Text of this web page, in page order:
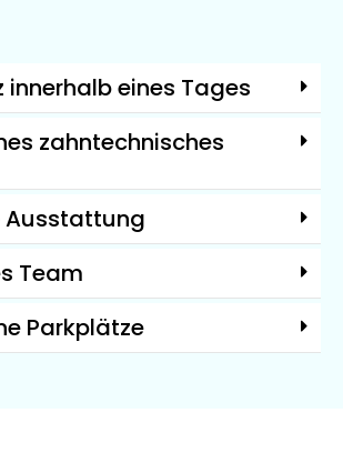
innerhalb eines Tages
zahntechnisches
Ausstattung
Team
Parkplätze